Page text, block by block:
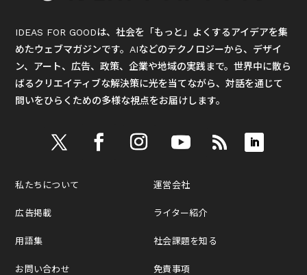
IDEAS FOR GOODは、社会を「もっと」よくするアイデアを集
めたウェブマガジンです。AIなどのテクノロジーから、デザイ
ン、アート、広告、政策、企業や地域の実践まで。世界中に散ら
ばるクリエイティブな解決策に光を当てながら、対話を通じて
問いをひらくための多様な視点をお届けします。
私たちについて
広告掲載
用語集
お問い合わせ
運営会社
ライター紹介
社会課題を知る
免責事項